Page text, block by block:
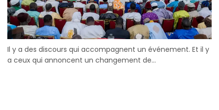
Il y a des discours qui accompagnent un événement. Et il y
a ceux qui annoncent un changement de...